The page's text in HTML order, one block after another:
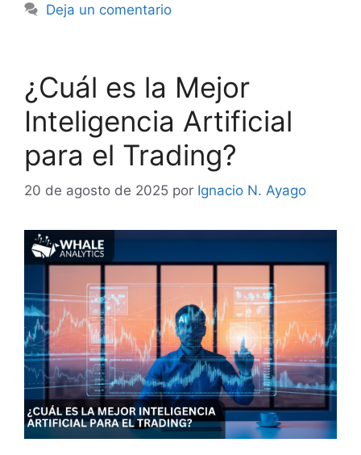
Deja un comentario
¿Cuál es la Mejor
Inteligencia Artificial
para el Trading?
20 de agosto de 2025 por Ignacio N. Ayago